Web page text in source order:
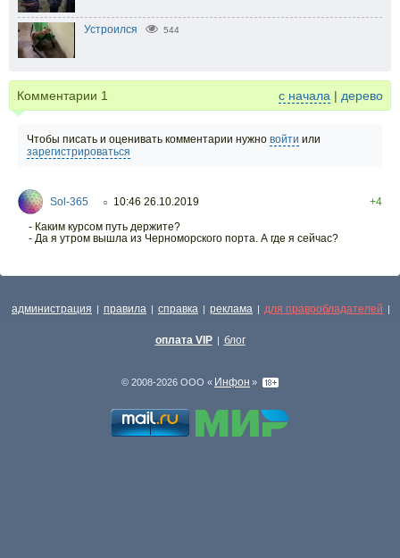
Устроился 544
Комментарии 1 с начала | дерево
Чтобы писать и оценивать комментарии нужно войти или
зарегистрироваться
Sol-365 ○ 10:46 26.10.2019
+4
- Каким курсом путь держите?
- Да я утром вышла из Черноморского порта. А где я сейчас?
администрация | правила | справка | реклама | для правообладателей |
оплата VIP | блог
© 2008-2026 ООО « Инфон »